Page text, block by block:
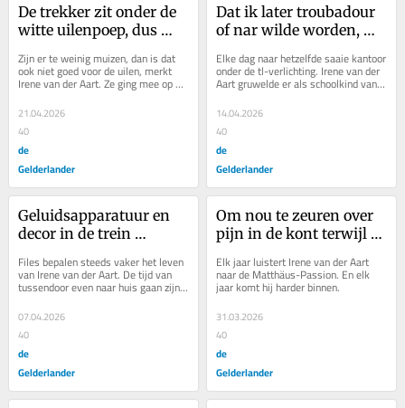
De trekker zit onder de
witte uilenpoep, dus
dat er gebroed wordt in
onze kast
Zijn er te weinig muizen, dan is dat
ook niet goed voor de uilen, merkt
Irene van der Aart. Ze ging mee op
inspectie in de uilenkast. Maar er
zijn...
21.04.2026
40
de
Gelderlander
Dat ik later troubadour
of nar wilde worden,
genomen
Elke dag naar hetzelfde saaie kantoor
onder de tl-verlichting. Irene van der
Aart gruwelde er als schoolkind van.
Maar haar alternatieve voorstel...
14.04.2026
40
de
Gelderlander
Geluidsapparatuur en
decor in de trein
ambitieus
Files bepalen steeds vaker het leven
van Irene van der Aart. De tijd van
tussendoor even naar huis gaan zijn
voorbij. Ook spreekt ze nooit meer af
in...
07.04.2026
40
de
Gelderlander
Om nou te zeuren over
pijn in de kont terwijl je
van Christus luistert is
kleinzerig
Elk jaar luistert Irene van der Aart
naar de Matthäus-Passion. En elk
jaar komt hij harder binnen.
31.03.2026
40
de
Gelderlander